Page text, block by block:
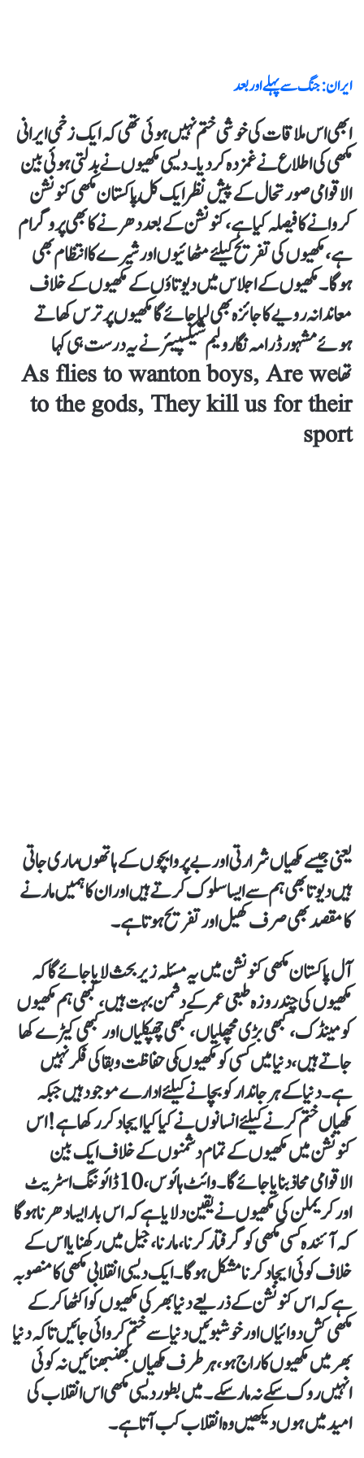
ایران: جنگ سے پہلے اور بعد
ابھی اس ملاقات کی خوشی ختم نہیں ہوئی تھی کہ ایک زخمی ایرانی
مکھی کی اطلاع نے غمزدہ کردیا۔ دیسی مکھیوں نے بدلتی ہوئی بین
الاقوامی صورتحال کے پیش نظر ایک کُل پاکستان مکھی کنونشن
کروانے کا فیصلہ کیا ہے، کنونشن کے بعد دھرنے کا بھی پروگرام
ہے، مکھیوں کی تفریح کیلئےمٹھائیوں اور شیرے کا انتظام بھی
ہوگا ۔ مکھیوں کے اجلاس میں دیوتاؤں کے مکھیوں کے خلاف
معاندانہ رویے کا جائزہ بھی لیا جائے گا مکھیوں پر ترس کھاتے
ہوئے مشہو رڈرامہ نگار ولیم شیکسپیئر نے یہ درست ہی کہا
تھا As flies to wanton boys, Are we
to the gods, They kill us for their
sport
یعنی جیسے مکھیاں شرارتی اور بےپروا بچوں کے ہاتھوںماری جاتی
ہیں دیوتا بھی ہم سے ایسا سلوک کرتے ہیں اور ان کا ہمیں مارنے
کا مقصد بھی صرف کھیل اور تفریح ہوتا ہے ۔
آل پاکستان مکھی کنونشن میں یہ مسئلہ زیر بحث لایا جائے گا کہ
مکھیوں کی چند روزہ طبعی عمر کے دشمن بہت ہیں ،کبھی ہم مکھیوں
کو مینڈک ، کبھی بڑی مچھلیاں ،کبھی چھپکلیاں اور کبھی کیڑے کھا
جاتے ہیں ،دنیا میں کسی کومکھیوںکی حفاظت و بقا کی فکر نہیں
ہے۔ دنیا کے ہر جاندار کو بچانے کیلئے ادارے موجود ہیں جبکہ
مکھیاں ختم کرنے کیلئے انسانوں نے کیا کیا ایجاد کر رکھا ہے! اس
کنونشن میں مکھیوں کے تمام دشمنوں کے خلاف ایک بین
الاقوامی محاذ بنایا جائے گا ۔ وائٹ ہائوس، 10ڈائوننگ اسٹریٹ
اور کریملن کی مکھیوں نے یقین دلایا ہے کہ اس بار ایسا دھرنا ہو گا
کہ آئندہ کسی مکھی کو گرفتار کرنا، مارنا، جیل میں رکھنا یا اس کے
خلاف کوئی ایجاد کرنا مشکل ہوگا۔ ایک دیسی انقلابی مکھی کا منصوبہ
ہے کہ اس کنونشن کے ذریعے دنیا بھر کی مکھیوں کو اکٹھا کرکے
مکھی کش دوائیاں اور خوشبو ئیں دنیا سے ختم کروائی جائیں تاکہ دنیا
بھر میں مکھیوں کا راج ہو ،ہر طرف مکھیاں بھنبھنائیں نہ کوئی
انہیں روک سکے نہ مار سکے ۔ میں بطور دیسی مکھی اس انقلاب کی
امید میں ہوں دیکھیں وہ انقلاب کب آتا ہے۔